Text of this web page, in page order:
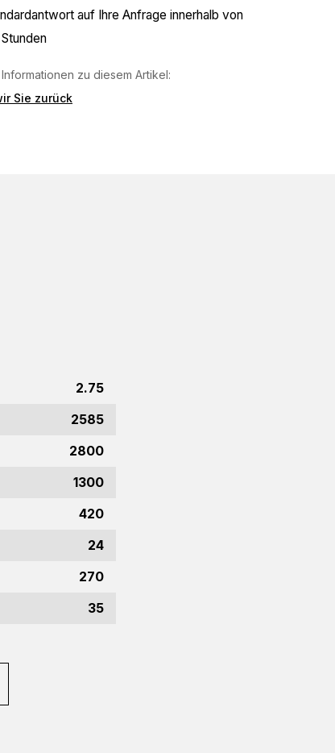
auf Ihre Anfrage innerhalb von
zu diesem Artikel:
Sie zurück
2.75
2585
2800
1300
420
24
270
35